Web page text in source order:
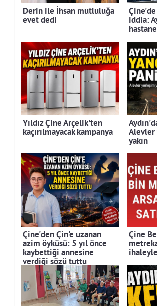
Derin ile İhsan mutluluğa
evet dedi
Çine'de
iddia:
Yıldız Çine Arçelik'ten
kaçırılmayacak kampanya
Alevler
yakın
Çine'den Çin'e uzanan
azim öyküsü: 5 yıl önce
kaybettiği annesine
verdiği sözü tuttu
Çine